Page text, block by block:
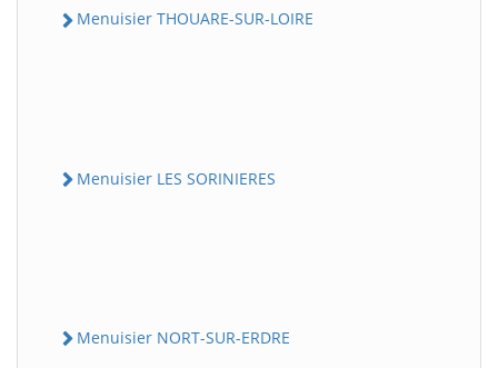
Menuisier THOUARE-SUR-LOIRE
Menuisier LES SORINIERES
Menuisier NORT-SUR-ERDRE